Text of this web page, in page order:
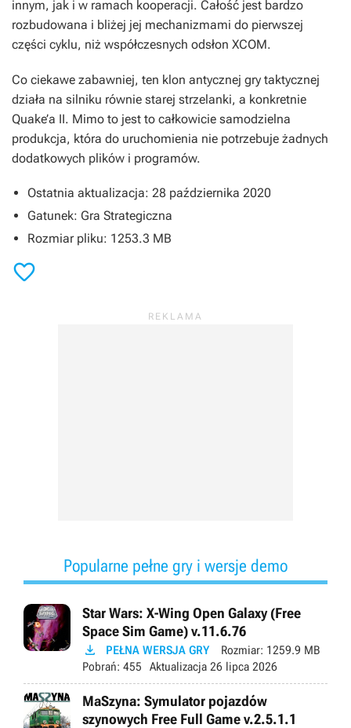
innym, jak i w ramach kooperacji. Całość jest bardzo
rozbudowana i bliżej jej mechanizmami do pierwszej
części cyklu, niż współczesnych odsłon XCOM.
Co ciekawe zabawniej, ten klon antycznej gry taktycznej
działa na silniku równie starej strzelanki, a konkretnie
Quake’a II. Mimo to jest to całkowicie samodzielna
produkcja, która do uruchomienia nie potrzebuje żadnych
dodatkowych plików i programów.
Ostatnia aktualizacja: 28 października 2020
Gatunek: Gra Strategiczna
Rozmiar pliku: 1253.3 MB

Popularne pełne gry i wersje demo
Star Wars: X-Wing Open Galaxy (Free
Space Sim Game) v.11.6.76
 PEŁNA WERSJA GRY Rozmiar: 1259.9 MB
Pobrań: 455 Aktualizacja 26 lipca 2026
MaSzyna: Symulator pojazdów
szynowych Free Full Game v.2.5.1.1